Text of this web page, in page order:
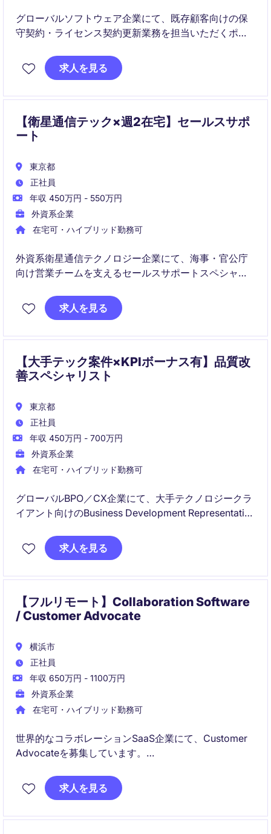
グローバルソフトウェア企業にて、既存顧客向けの保
守契約・ライセンス契約更新業務を担当いただくポジ
顧客との継続的な関係構築を通じて、契約更新のサポ
ートや受注処理を行いながら、営業チームの成果創出
求人を見る
【衛星通信テック×週2在宅】セールスサポ
ート
東京都
正社員
年収 450万円 - 550万円
外資系企業
在宅可・ハイブリッド勤務可
外資系衛星通信テクノロジー企業にて、海事・官公庁
向け営業チームを支えるセールスサポートスペシャリ
顧客対応、受注管理、データ管理、社内外調整を通じ
て、英語を活かしながら専門性の高い成長領域でキャ
求人を見る
【大手テック案件×KPIボーナス有】品質改
善スペシャリスト
東京都
正社員
年収 450万円 - 700万円
外資系企業
在宅可・ハイブリッド勤務可
グローバルBPO／CX企業にて、大手テクノロジークラ
イアント向けのBusiness Development Representative
話・メール・チャットなどの顧客対応をモニタリング
し、評価・レポーティング・改善提案を通じてサービ
求人を見る
【フルリモート】Collaboration Software
/ Customer Advocate
横浜市
正社員
年収 650万円 - 1100万円
外資系企業
在宅可・ハイブリッド勤務可
世界的なコラボレーションSaaS企業にて、Customer
Advocateを募集しています。
日本のお客様・パートナー・営業チームを支え、見
積・ライセンス・契約・請求関連のサポートを通じて
求人を見る